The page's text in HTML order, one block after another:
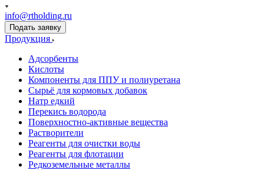
info@rtholding.ru
Подать заявку
Продукция
Адсорбенты
Кислоты
Компоненты для ППУ и полиуретана
Сырьё для кормовых добавок
Натр едкий
Перекись водорода
Поверхностно-активные вещества
Растворители
Реагенты для очистки воды
Реагенты для флотации
Редкоземельные металлы